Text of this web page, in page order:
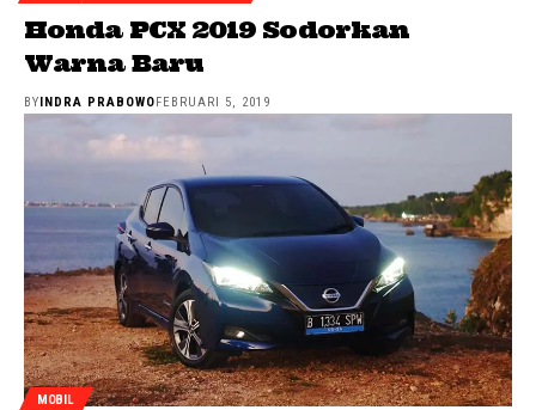
Honda PCX 2019 Sodorkan
Warna Baru
BYINDRA PRABOWOFEBRUARI 5, 2019
MOBIL